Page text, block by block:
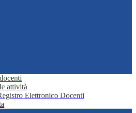
attività
Elettronico Docenti